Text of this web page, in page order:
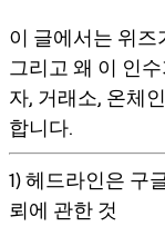
이 글에서는 위즈
그리고 왜 이 인
자, 거래소, 온체
합니다.
1) 헤드라인은 구
뢰에 관한 것